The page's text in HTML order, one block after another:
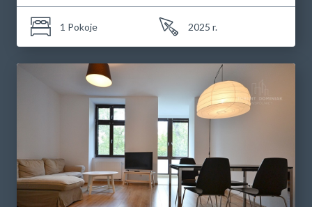
1 Pokoje 2025 r.